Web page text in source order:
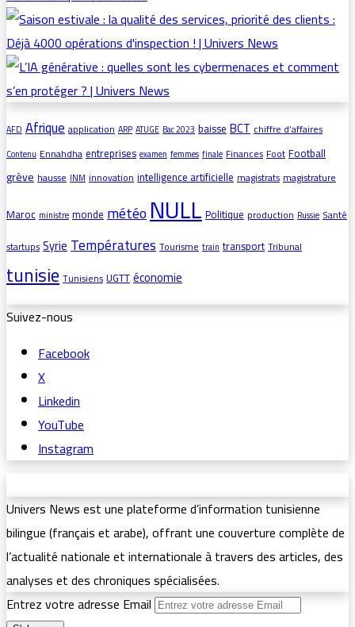
AFD Afriqueapplication ARP ATUGE Bac 2023 baisseBCTchiffre d’affaires
Contenu Ennahdhaentreprises examen femmes finale FinancesFootFootball
grèvehausse INM innovationintelligence artificiellemagistratsmagistrature
Maroc ministre mondemétéoNULLPolitique production Russie Santé
startupsSyrieTempératuresTourisme train transportTribunal
tunisieTunisiensUGTTéconomie
Suivez-nous
Facebook
X
Linkedin
YouTube
Instagram
Univers News est une plateforme d’information tunisienne
bilingue (français et arabe), offrant une couverture complète de
l’actualité nationale et internationale à travers des articles, des
analyses et des chroniques spécialisées.
Entrez votre adresse Email